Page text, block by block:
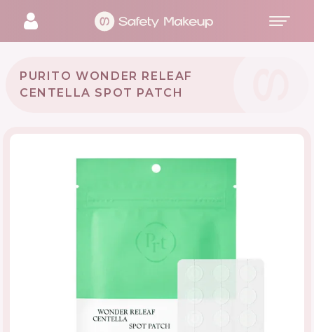
PURITO WONDER RELEAF
CENTELLA SPOT PATCH